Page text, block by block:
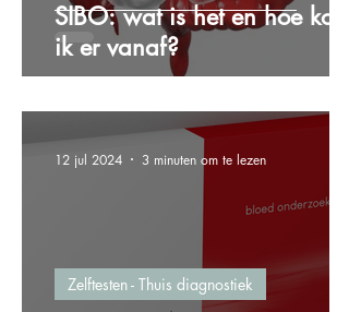
SIBO: wat is het en hoe kom
ik er vanaf?
Zelftesten - Thuis diagnostiek
12 jul 2024 3 minuten om te lezen